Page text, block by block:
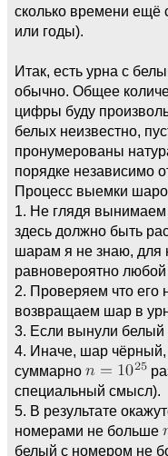
сколько времени ещё
или годы).
Итак, есть урна с
обычно. Общее
цифры буду
белых неизвестно,
пронумерованы
порядке независимо
Процесс выемки
1. Не глядя
здесь должно быть
шарам я не знаю, для
равновероятно любой
2. Проверяем что его
возвращаем шар в
3. Если вынули белый
4. Иначе, шар чёрный,
суммарно
специальный смысл).
5. В результате
номерами не больше
белый с номером не